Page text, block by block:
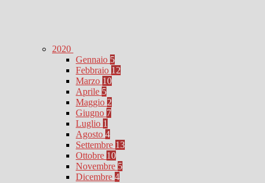
2020
Gennaio 5
Febbraio 12
Marzo 10
Aprile 5
Maggio 2
Giugno 7
Luglio 1
Agosto 4
Settembre 13
Ottobre 10
Novembre 5
Dicembre 4